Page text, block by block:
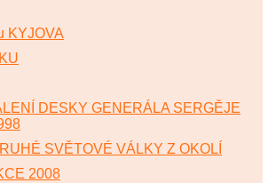
KYJOVA
DESKY GENERÁLA SERGĚJE
SVĚTOVÉ VÁLKY Z OKOLÍ
2008